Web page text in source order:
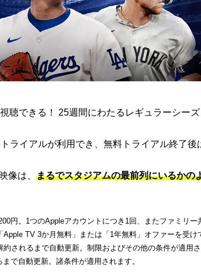
聴できる！ 25週間にわたるレギュラーシー
ライアルが利用でき、無料トライアル終了後
像は、 まるでスタジアムの最前列にいるかの
円。1つのAppleアカウントにつき1回、またファミリー
TV 3か月無料」または「1年無料」オファーを受け
されるまで自動更新。制限およびその他の条件が適用
で自動更新。諸条件が適用されます。